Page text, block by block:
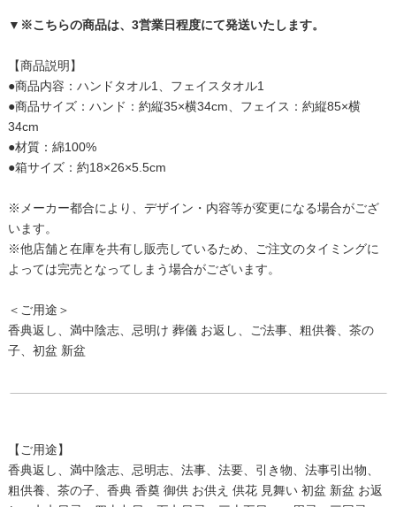
▼ ※こちらの商品は、3営業日程度にて発送いたします。
【商品説明】
●商品内容：ハンドタオル1、フェイスタオル1
●商品サイズ：ハンド：約縦35×横34cm、フェイス：約縦85×横
34cm
●材質：綿100%
●箱サイズ：約18×26×5.5cm
※メーカー都合により、デザイン・内容等が変更になる場合がござ
います。
※他店舗と在庫を共有し販売しているため、ご注文のタイミングに
よっては完売となってしまう場合がございます。
＜ご用途＞
香典返し、満中陰志、忌明け 葬儀 お返し、ご法事、粗供養、茶の
子、初盆 新盆
【ご用途】
香典返し、満中陰志、忌明志、法事、法要、引き物、法事引出物、
粗供養、茶の子、香典 香奠 御供 お供え 供花 見舞い 初盆 新盆 お返